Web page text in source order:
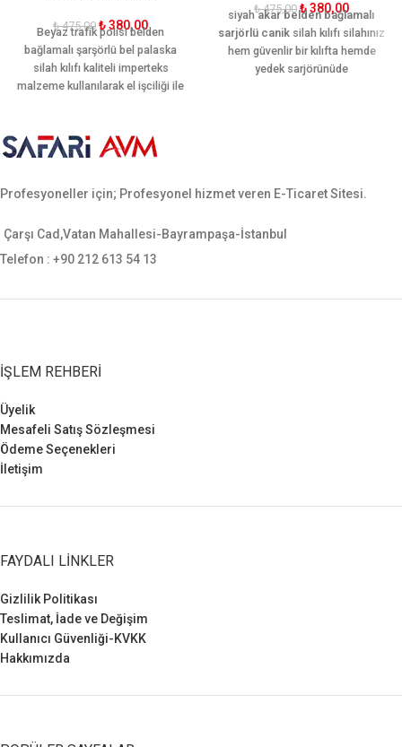
₺475,00 ₺380,00
Beyaz trafik polisi belden
bağlamalı şarşörlü bel palaska
silah kılıfı kaliteli imperteks
malzeme kullanılarak el işciliği ile
Tek şarjör yeri vardır. Ergonomik
yapısı sayesinde palaskayı
sağlamaktadır. Sarsılmaz, canik,
sauer, smith wesson gibi tüm orta
₺475,00 ₺380,00
siyahakar belden bağlamalı
sarjörlü canik silah kılıfı silahınız
hem güvenlir bir kılıfta hemde
yedek sarjörünüde
Profesyoneller için; Profesyonel hizmet veren E-Ticaret Sitesi.
Çarşı Cad,Vatan Mahallesi-Bayrampaşa-İstanbul
Telefon : +90 212 613 54 13
İŞLEM REHBERI
Üyelik
Mesafeli Satış Sözleşmesi
Ödeme Seçenekleri
İletişim
FAYDALI LINKLER
Gizlilik Politikası
Teslimat, İade ve Değişim
Kullanıcı Güvenliği-KVKK
Hakkımızda